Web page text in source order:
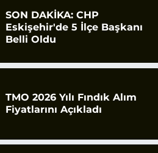
SON DAKİKA: CHP
Eskişehir'de 5 İlçe Başkanı
Belli Oldu
TMO 2026 Yılı Fındık Alım
Fiyatlarını Açıkladı